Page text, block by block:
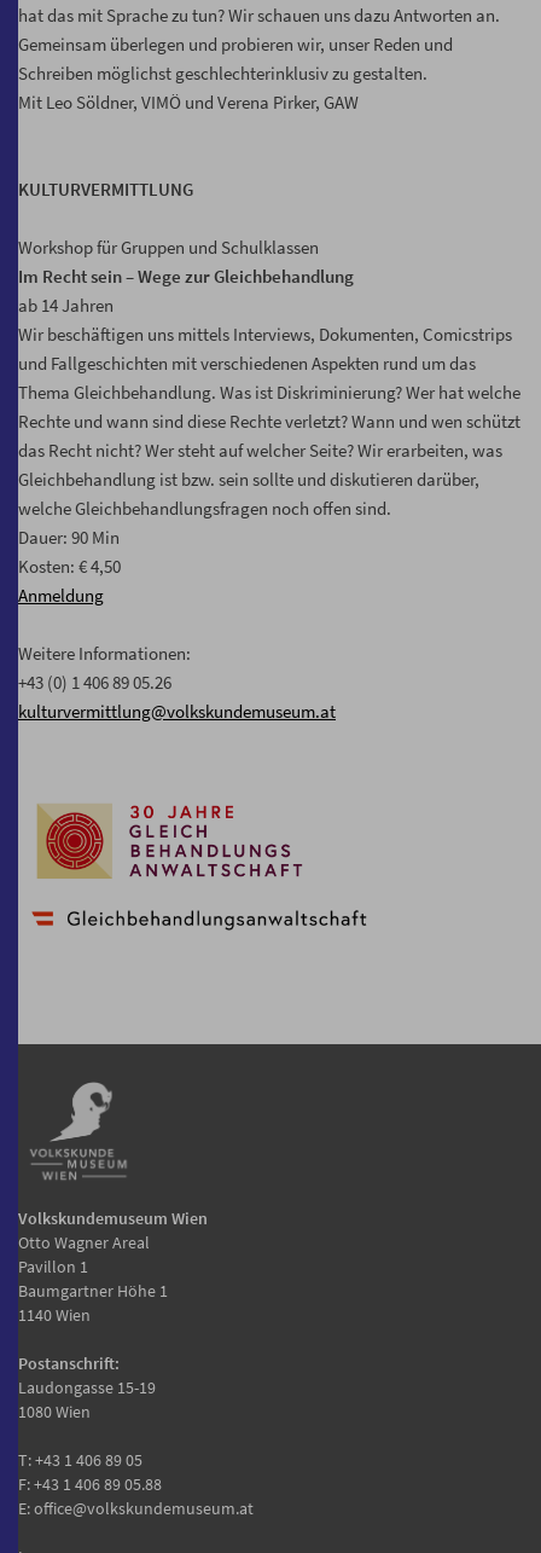
hat das mit Sprache zu tun? Wir schauen uns dazu Antworten an.
Gemeinsam überlegen und probieren wir, unser Reden und
Schreiben möglichst geschlechterinklusiv zu gestalten.
Mit Leo Söldner, VIMÖ und Verena Pirker, GAW
KULTURVERMITTLUNG
Workshop für Gruppen und Schulklassen
Im Recht sein – Wege zur Gleichbehandlung
ab 14 Jahren
Wir beschäftigen uns mittels Interviews, Dokumenten, Comicstrips
und Fallgeschichten mit verschiedenen Aspekten rund um das
Thema Gleichbehandlung. Was ist Diskriminierung? Wer hat welche
Rechte und wann sind diese Rechte verletzt? Wann und wen schützt
das Recht nicht? Wer steht auf welcher Seite? Wir erarbeiten, was
Gleichbehandlung ist bzw. sein sollte und diskutieren darüber,
welche Gleichbehandlungsfragen noch offen sind.
Dauer: 90 Min
Kosten: € 4,50
Anmeldung
Weitere Informationen:
+43 (0) 1 406 89 05.26
kulturvermittlung@volkskundemuseum.at
Volkskundemuseum Wien
Otto Wagner Areal
Pavillon 1
Baumgartner Höhe 1
1140 Wien
Postanschrift:
Laudongasse 15-19
1080 Wien
T:+43 1 406 89 05
F: +43 1 406 89 05.88
E:office@volkskundemuseum.at